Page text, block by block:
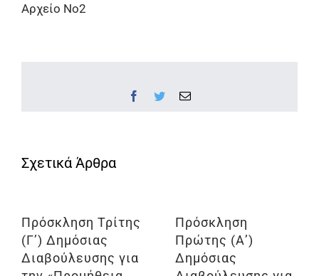
Αρχείο Νο2
Facebook
TwitterEmail
Πρόσκληση Τρίτης
(Γ’) Δημόσιας
Διαβούλευσης για
Πρόσκληση
Πρώτης (Α’)
Δημόσιας